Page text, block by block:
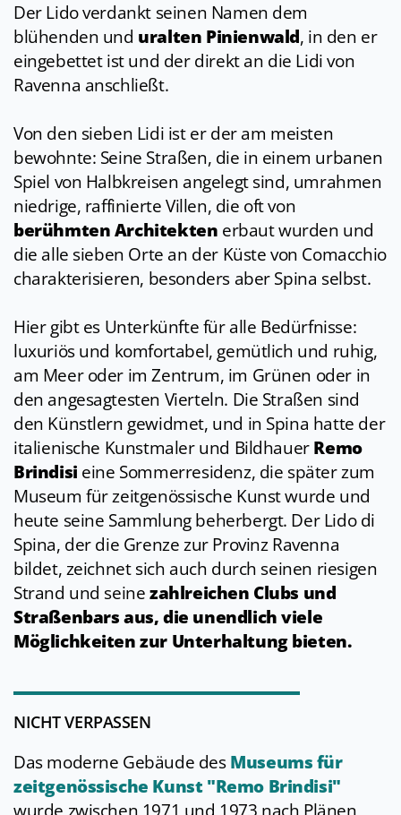
Der Lido verdankt seinen Namen dem
blühenden und uralten Pinienwald, in den er
eingebettet ist und der direkt an die Lidi von
Ravenna anschließt.
Von den sieben Lidi ist er der am meisten
bewohnte: Seine Straßen, die in einem urbanen
Spiel von Halbkreisen angelegt sind, umrahmen
niedrige, raffinierte Villen, die oft von
berühmten Architekten erbaut wurden und
die alle sieben Orte an der Küste von Comacchio
charakterisieren, besonders aber Spina selbst.
Hier gibt es Unterkünfte für alle Bedürfnisse:
luxuriös und komfortabel, gemütlich und ruhig,
am Meer oder im Zentrum, im Grünen oder in
den angesagtesten Vierteln. Die Straßen sind
den Künstlern gewidmet, und in Spina hatte der
italienische Kunstmaler und BildhauerRemo
Brindisi eine Sommerresidenz, die später zum
Museum für zeitgenössische Kunst wurde und
heute seine Sammlung beherbergt. Der Lido di
Spina, der die Grenze zur Provinz Ravenna
bildet, zeichnet sich auch durch seinen riesigen
Strand und seinezahlreichen Clubs und
Straßenbars aus, die unendlich viele
Möglichkeiten zur Unterhaltung bieten.
NICHT VERPASSEN
Das moderne Gebäude desMuseums für
zeitgenössische Kunst "Remo Brindisi"